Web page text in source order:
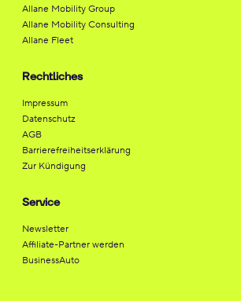
Allane Mobility Group
Allane Mobility Consulting
Allane Fleet
Rechtliches
Impressum
Datenschutz
AGB
Barrierefreiheitserklärung
Zur Kündigung
Service
Newsletter
Affiliate-Partner werden
BusinessAuto